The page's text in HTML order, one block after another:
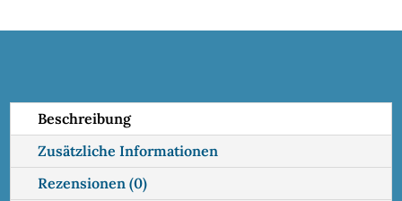
t
e
:
Beschreibung
Zusätzliche Informationen
Rezensionen (0)